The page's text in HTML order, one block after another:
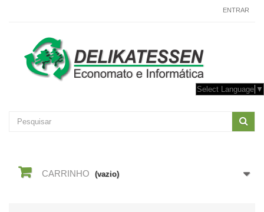
ENTRAR
Select Language ▼
CARRINHO (vazio)